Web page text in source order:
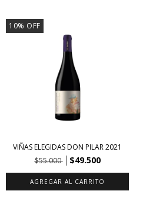
10% OFF
VIÑAS ELEGIDAS DON PILAR 2021
$55.000
$49.500